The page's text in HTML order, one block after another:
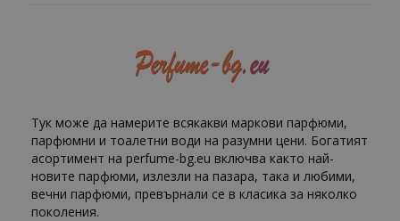
Тук може да намерите всякакви маркови парфюми,
парфюмни и тоалетни води на разумни цени. Богатият
асортимент на perfume-bg.eu включва както най-
новите парфюми, излезли на пазара, така и любими,
вечни парфюми, превърнали се в класика за няколко
поколения.